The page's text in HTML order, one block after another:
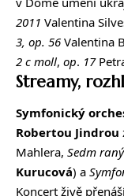
2011 Valentina
3, op. 56 Valentina
2 c moll, op. 17
Streamy,
Symfonický
Robertou Jindrou
Mahlera, Sedm
Kurucová) a
Koncert živě